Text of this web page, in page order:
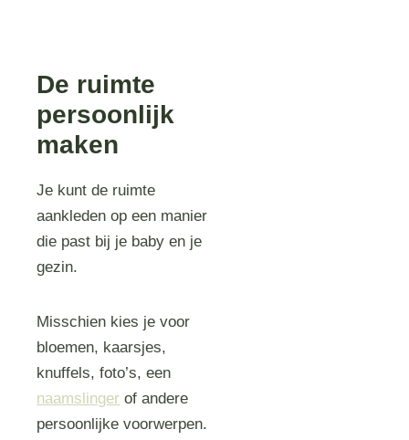
De ruimte
persoonlijk
maken
Je kunt de ruimte
aankleden op een manier
die past bij je baby en je
gezin.
Misschien kies je voor
bloemen, kaarsjes,
knuffels, foto’s, een
naamslinger of andere
persoonlijke voorwerpen.